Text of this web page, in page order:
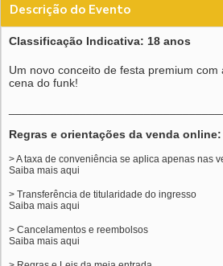
Descrição do Evento
Classificação Indicativa: 18 anos
Um novo conceito de festa premium com
cena do funk!
Regras e orientações da venda online:
> A taxa de conveniência se aplica apenas nas
Saiba mais aqui
> Transferência de titularidade do ingresso
Saiba mais aqui
> Cancelamentos e reembolsos
Saiba mais aqui